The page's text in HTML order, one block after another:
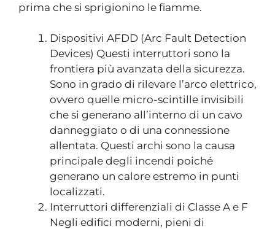
prima che si sprigionino le fiamme.
Dispositivi AFDD (Arc Fault Detection
Devices) Questi interruttori sono la
frontiera più avanzata della sicurezza.
Sono in grado di rilevare l’arco elettrico,
ovvero quelle micro-scintille invisibili
che si generano all’interno di un cavo
danneggiato o di una connessione
allentata. Questi archi sono la causa
principale degli incendi poiché
generano un calore estremo in punti
localizzati.
Interruttori differenziali di Classe A e F
Negli edifici moderni, pieni di